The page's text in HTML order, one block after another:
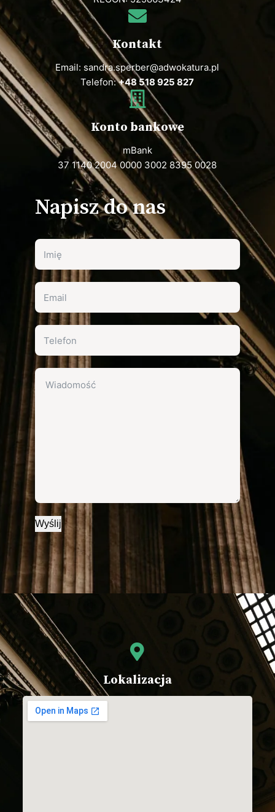
Kontakt
Email: sandra.sperber@adwokatura.pl
Telefon:+48 518 925 827
Konto bankowe
mBank
37 1140 2004 0000 3002 8395 0028
Napisz do nas
Wyślij
Lokalizacja